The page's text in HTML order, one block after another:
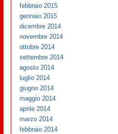
febbraio 2015
gennaio 2015
dicembre 2014
novembre 2014
ottobre 2014
settembre 2014
agosto 2014
luglio 2014
giugno 2014
maggio 2014
aprile 2014
marzo 2014
febbraio 2014